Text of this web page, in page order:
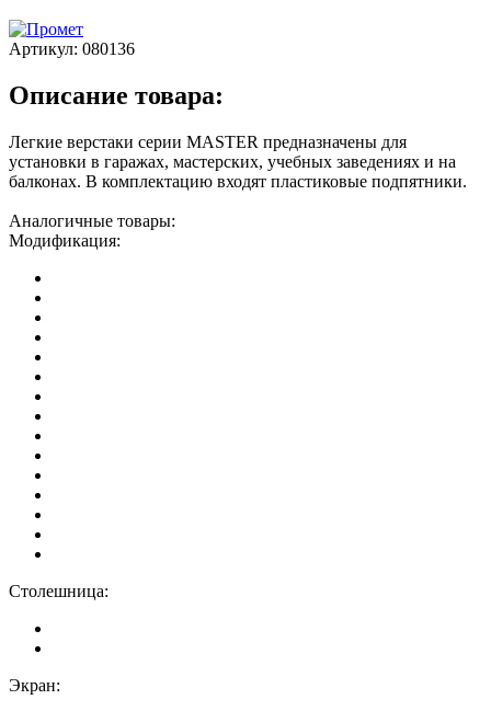
Артикул: 080136
Описание товара:
Легкие верстаки серии MASTER предназначены для
установки в гаражах, мастерских, учебных заведениях и на
балконах. В комплектацию входят пластиковые подпятники.
Аналогичные товары:
Модификация:
Столешница:
Экран: